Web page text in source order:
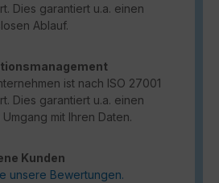
Dies garantiert u.a. einen
Ablauf.
ist nach ISO 27001
Dies garantiert u.a. einen
mit Ihren Daten.
Kunden
unsere Bewertungen.